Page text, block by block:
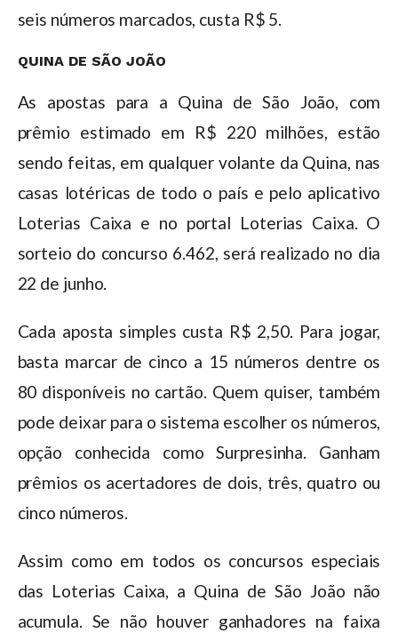
seis números marcados, custa R$ 5.
QUINA DE SÃO JOÃO
As apostas para a Quina de São João, com
prêmio estimado em R$ 220 milhões, estão
sendo feitas, em qualquer volante da Quina, nas
casas lotéricas de todo o país e pelo aplicativo
Loterias Caixa e no portal Loterias Caixa. O
sorteio do concurso 6.462, será realizado no dia
22 de junho.
Cada aposta simples custa R$ 2,50. Para jogar,
basta marcar de cinco a 15 números dentre os
80 disponíveis no cartão. Quem quiser, também
pode deixar para o sistema escolher os números,
opção conhecida como Surpresinha. Ganham
prêmios os acertadores de dois, três, quatro ou
cinco números.
Assim como em todos os concursos especiais
das Loterias Caixa, a Quina de São João não
acumula. Se não houver ganhadores na faixa